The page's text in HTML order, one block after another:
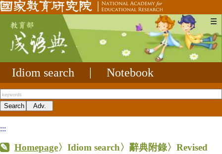
☰
Idiom search Notebook
:::
Homepage〉Idiom search〉辭典附錄〉Revised